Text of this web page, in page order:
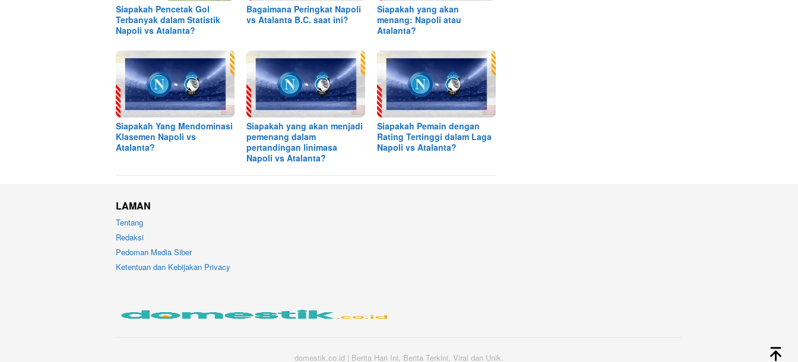
Siapakah Pencetak Gol
Terbanyak dalam Statistik
Napoli vs Atalanta?
Bagaimana Peringkat Napoli
vs Atalanta B.C. saat ini?
Siapakah yang akan
menang: Napoli atau
Atalanta?
Siapakah Yang Mendominasi
Klasemen Napoli vs
Atalanta?
Siapakah yang akan menjadi
pemenang dalam
pertandingan linimasa
Napoli vs Atalanta?
Siapakah Pemain dengan
Rating Tertinggi dalam Laga
Napoli vs Atalanta?
LAMAN
Tentang
Redaksi
Pedoman Media Siber
Ketentuan dan Kebijakan Privacy
domestik.co.id | Berita Hari Ini, Berita Terkini, Viral dan Unik.